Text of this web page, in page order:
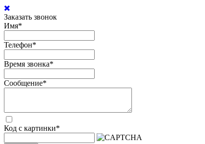
Заказать звонок
Имя*
Телефон*
Время звонка*
Сообщение*
Код с картинки*